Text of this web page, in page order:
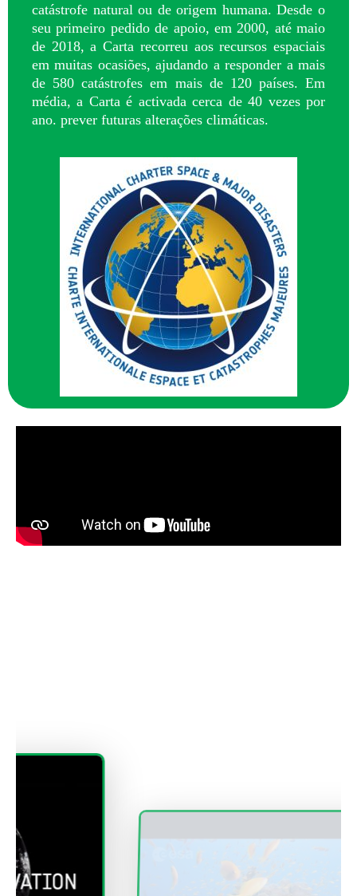
catástrofe natural ou de origem humana. Desde o
seu primeiro pedido de apoio, em 2000, até maio
de 2018, a Carta recorreu aos recursos espaciais
em muitas ocasiões, ajudando a responder a mais
de 580 catástrofes em mais de 120 países. Em
média, a Carta é activada cerca de 40 vezes por
ano. prever futuras alterações climáticas.